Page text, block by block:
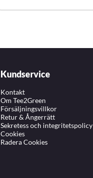
Kundservice
Kontakt
Om Tee2Green
Försäljningsvillkor
Retur & Ångerrätt
Sekretess och integritetspolicy
Cookies
Radera Cookies